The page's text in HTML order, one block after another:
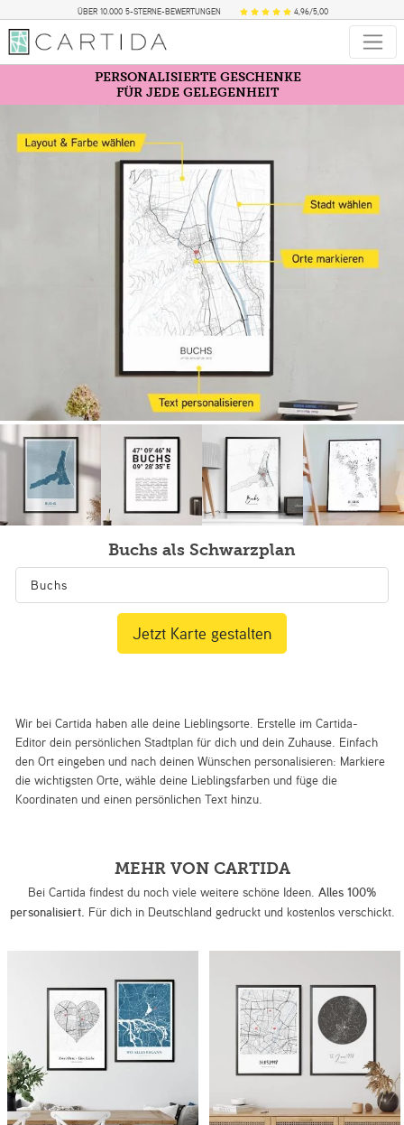
ÜBER 10.000 5-STERNE-BEWERTUNGEN 4,96/5,00
PERSONALISIERTE GESCHENKE
FÜR JEDE GELEGENHEIT
Buchs als Schwarzplan
Wir bei Cartida haben alle deine Lieblingsorte. Erstelle im Cartida-
Editor dein persönlichen Stadtplan für dich und dein Zuhause. Einfach
den Ort eingeben und nach deinen Wünschen personalisieren: Markiere
die wichtigsten Orte, wähle deine Lieblingsfarben und füge die
Koordinaten und einen persönlichen Text hinzu.
Jetzt Karte gestalten
MEHR VON CARTIDA
Bei Cartida findest du noch viele weitere schöne Ideen. Alles 100%
personalisiert. Für dich in Deutschland gedruckt und kostenlos verschickt.